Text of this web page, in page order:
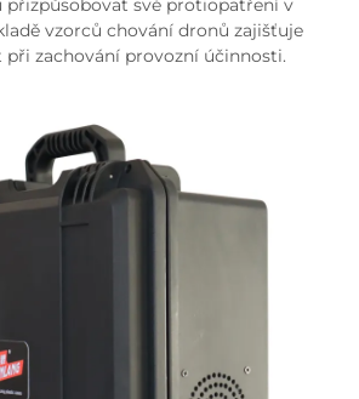
přizpůsobovat své protiopatření v
vzorců chování dronů zajišťuje
zachování provozní účinnosti.